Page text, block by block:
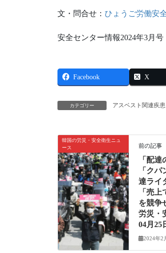
文・問合せ： ひょうご労働安
安全センター情報2024年3月号
Facebook X
カテゴリー アスベスト関連疾
韓国の労災・安全衛生ニュ
ース
前の記事
「配
「ク
達ライ
「売
を競争
労災・
04月25
2024年2